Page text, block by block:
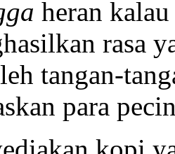
heran
rasa
tangan-
para